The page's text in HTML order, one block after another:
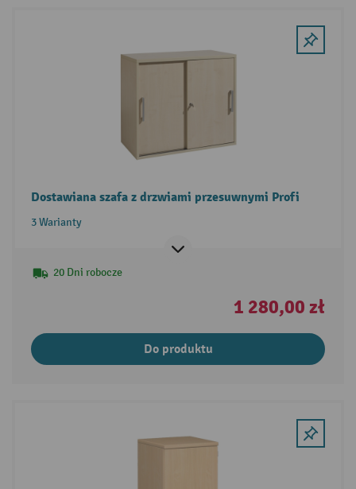
Dostawiana szafa z drzwiami przesuwnymi Profi
3 Warianty
20 Dni robocze
1 280,00 zł
Do produktu